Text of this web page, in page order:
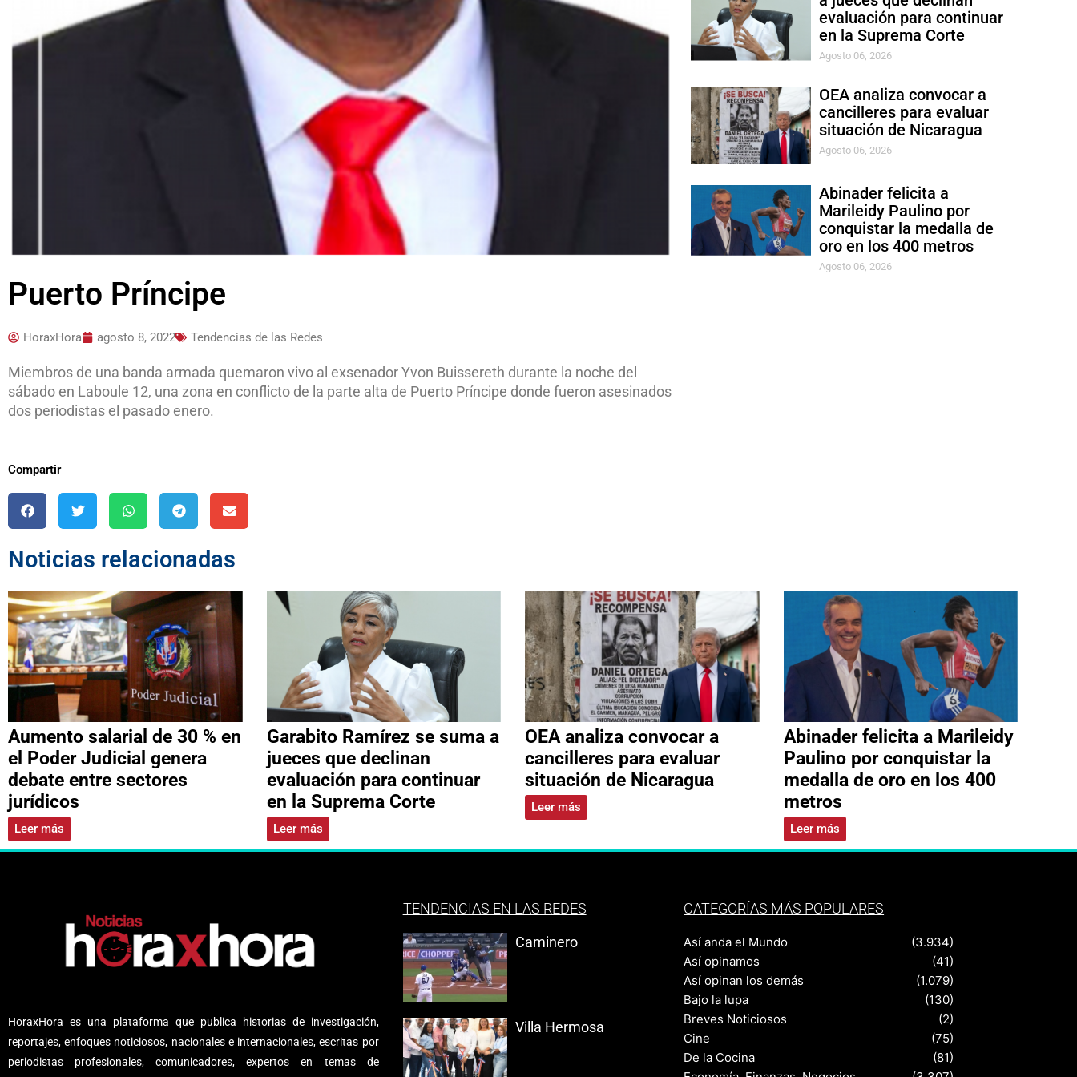
Puerto Príncipe
HoraxHora agosto 8, 2022 Tendencias de las Redes
Miembros de una banda armada quemaron vivo al exsenador Yvon Buissereth durante la noche del
sábado en Laboule 12, una zona en conflicto de la parte alta de Puerto Príncipe donde fueron asesinados
dos periodistas el pasado enero.
Compartir
evaluación para continuar
en la Suprema Corte
Agosto 06, 2026
OEA analiza convocar a
cancilleres para evaluar
situación de Nicaragua
Agosto 06, 2026
Abinader felicita a
Marileidy Paulino por
conquistar la medalla de
oro en los 400 metros
Agosto 06, 2026
Noticias relacionadas
Aumento salarial de 30 % en
el Poder Judicial genera
debate entre sectores
jurídicos
Leer más
Garabito Ramírez se suma a
jueces que declinan
evaluación para continuar
en la Suprema Corte
Leer más
OEA analiza convocar a
cancilleres para evaluar
situación de Nicaragua
Leer más
Abinader felicita a Marileidy
Paulino por conquistar la
medalla de oro en los 400
metros
Leer más
HoraxHora es una plataforma que publica historias de investigación,
reportajes, enfoques noticiosos, nacionales e internacionales, escritas por
periodistas profesionales, comunicadores, expertos en temas de
TENDENCIAS EN LAS REDES
Caminero
Villa Hermosa
CATEGORÍAS MÁS POPULARES
Así anda el Mundo
(3.934)
Así opinamos
(41)
Así opinan los demás
(1.079)
Bajo la lupa
(130)
Breves Noticiosos
(2)
Cine
(75)
De la Cocina
(81)